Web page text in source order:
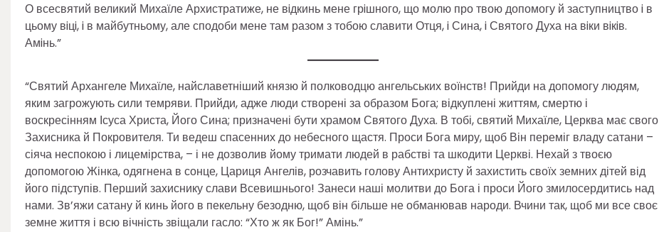
О всесвятий великий Михаїле Архистратиже, не вiдкинь мене грiшного, що молю про твою допомогу й заступництво i в
цьому вiцi, i в майбутньому, але сподоби мене там разом з тобою славити Отця, i Сина, i Святого Духа на вiки вiкiв.
Амiнь.”
“Святий Архангеле Михаїле, найславетніший князю й полководцю ангельських воїнств! Прийди на допомогу людям,
яким загрожують сили темряви. Прийди, адже люди створені за образом Бога; відкуплені життям, смертю і
воскресінням Ісуса Христа, Його Сина; призначені бути храмом Святого Духа. В тобі, святий Михаїле, Церква має свого
Захисника й Покровителя. Ти ведеш спасенних до небесного щастя. Проси Бога миру, щоб Він переміг владу сатани –
сіяча неспокою і лицемірства, – і не дозволив йому тримати людей в рабстві та шкодити Церкві. Нехай з твоєю
допомогою Жінка, одягнена в сонце, Цариця Ангелів, розчавить голову Антихристу й захистить своїх земних дітей від
його підступів. Перший захиснику слави Всевишнього! Занеси наші молитви до Бога і проси Його змилосердитись над
нами. Зв’яжи сатану й кинь його в пекельну безодню, щоб він більше не обманював народи. Вчини так, щоб ми все своє
земне життя і всю вічність звіщали гасло: “Хто ж як Бог!” Амінь.”